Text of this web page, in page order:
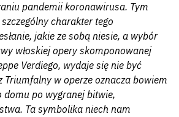
pandemii koronawirusa. Tym
charakter tego
jakie ze sobą niesie, a wybór
włoskiej opery skomponowanej
Verdiego, wydaje się nie być
Triumfalny w operze oznacza bowiem
po wygranej bitwie,
Ta symbolika niech nam